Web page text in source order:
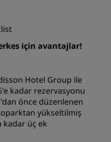
için avantajlar!
Hotel Group ile
kadar rezervasyonu
önce düzenlenen
yükseltilmiş
kadar üç ek